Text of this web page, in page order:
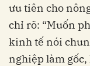
ưu tiên cho
chỉ rõ: “Muốn
kinh tế nói
nghiệp làm